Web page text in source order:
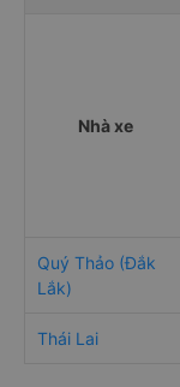
Nhà xe
Quý Thảo (Đắk
Lắk)
Thái Lai